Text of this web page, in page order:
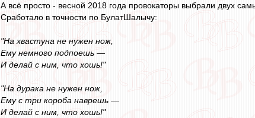
А всё просто - весной 2018 года провокаторы выбрали двух
Сработало в точности по БулатШалычу:
"На хвастуна не нужен нож,
Ему немного подпоешь —
И делай с ним, что хошь!"
"На дурака не нужен нож,
Ему с три короба наврешь —
И делай с ним, что хошь!"